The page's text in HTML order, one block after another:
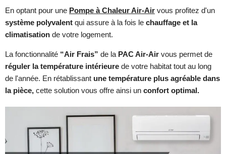
En optant pour une Pompe à Chaleur Air-Air vous profitez d'un
système polyvalent qui assure à la fois le chauffage et la
climatisation de votre logement.
La fonctionnalité “Air Frais” de la PAC Air-Air vous permet de
réguler la température intérieure de votre habitat tout au long
de l'année. En rétablissant une température plus agréable dans
la pièce, cette solution vous offre ainsi un confort optimal.